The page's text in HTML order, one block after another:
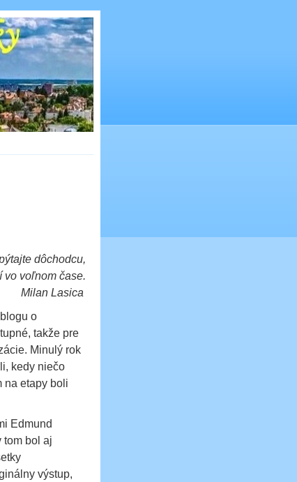
dôchodcu,
vo voľnom čase.
Milan Lasica
o
takže pre
Minulý rok
kedy niečo
na etapy boli
Edmund
tom bol aj
výstup,